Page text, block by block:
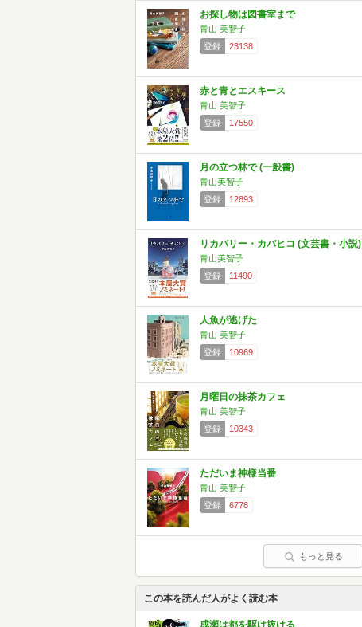
お探し物は図書室まで
青山 美智子
登録
23138
赤と青とエスキース
青山 美智子
登録
17550
月の立つ林で (一般書)
青山美智子
登録
12893
リカバリー・カバヒコ (文芸書・小説)
青山美智子
登録
11490
人魚が逃げた
青山 美智子
登録
10969
月曜日の抹茶カフェ
青山 美智子
登録
10343
ただいま神様当番
青山 美智子
登録
6778
もっと見る
この本を読んだ人がよく読む本
成瀬は都を駆け抜ける